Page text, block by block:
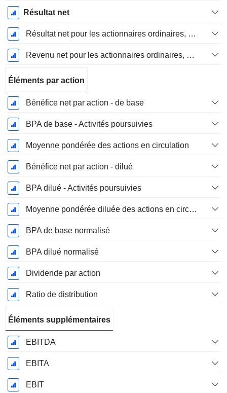
Résultat net
Résultat net pour les actionnaires ordinaires, éléments exceptionnels inclus.
Revenu net pour les actionnaires ordinaires, hors éléments exceptionnelsRésultat net pour les actionnaires ordinaires, éléments exceptionnels exclus.
Éléments par action
Bénéfice net par action - de base
BPA de base - Activités poursuivies
Moyenne pondérée des actions en circulation
Bénéfice net par action - dilué
BPA dilué - Activités poursuivies
Moyenne pondérée diluée des actions en circulation
BPA de base normalisé
BPA dilué normalisé
Dividende par action
Ratio de distribution
Éléments supplémentaires
EBITDA
EBITA
EBIT